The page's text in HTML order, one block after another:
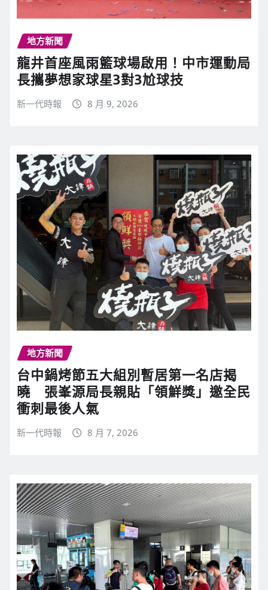
地方新聞
龍井首座風雨籃球場啟用！中市運動局
長攜夢想家球星3對3尬球技
新一代時報 8 月 9, 2026
地方新聞
台中鍋烤節五大組別暫居第一名店揭
曉 張峯源局長親貼「領鮮獎」邀全民
衝刺最後人氣
新一代時報 8 月 7, 2026